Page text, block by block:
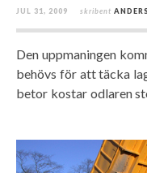
JUL 31, 2009 skribent
Den uppmaningen
behövs för att täcka
betor kostar odlaren